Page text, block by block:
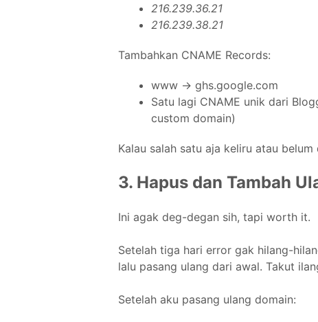
216.239.36.21
216.239.38.21
Tambahkan CNAME Records:
www → ghs.google.com
Satu lagi CNAME unik dari
custom domain)
Kalau salah satu aja keliru atau
3. Hapus dan Tambah
Ini agak deg-degan sih, tapi worth it.
Setelah tiga hari error gak hilang-
lalu pasang ulang dari awal. Takut
Setelah aku pasang ulang domain: